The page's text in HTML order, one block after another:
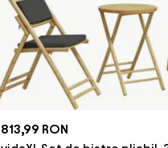
813,99 RON